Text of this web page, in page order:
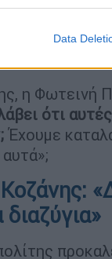
Data
η Φωτεινή
ότι
Έχουμε